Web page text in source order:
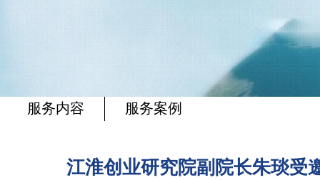
服务内容 服务案例
江淮创业研究院副院长朱琰受